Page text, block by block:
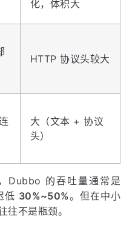
化，体积大
HTTP 协议头较大
大（文本 + 协议
头）
Dubbo 的吞吐量通常是
低 30%~50%。但在中小
往不是瓶颈。